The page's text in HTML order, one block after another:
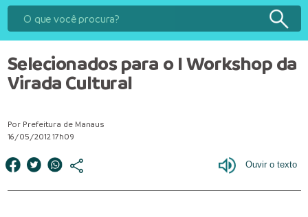
Selecionados para o I Workshop da
Virada Cultural
Por Prefeitura de Manaus
16/05/2012 17h09